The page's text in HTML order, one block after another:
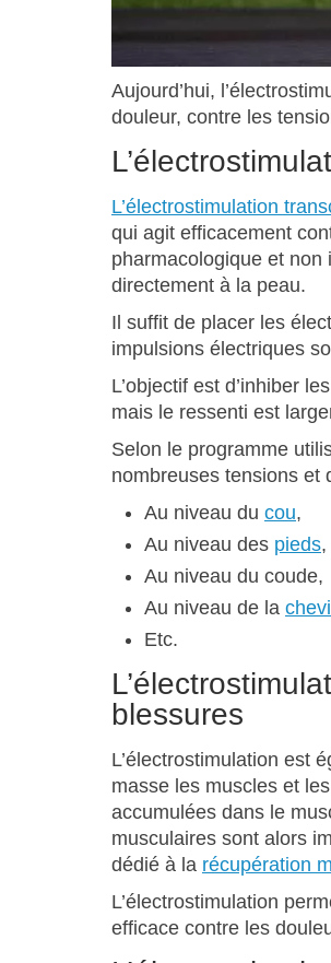
Aujourd’hui,
douleur, contre les
L’électrostimulation
qui agit efficacement
pharmacologique et
directement à la peau.
Il suffit de placer les
impulsions électriques
L’objectif est d’inhiber
mais le ressenti est
Selon le programme
nombreuses tensions et
Au niveau du cou,
Au niveau des pieds,
Au niveau du coude,
Au niveau de la
Etc.
blessures
L’électrostimulation est
masse les muscles et
accumulées dans le
musculaires sont alors
dédié à la récupération
L’électrostimulation
efficace contre les